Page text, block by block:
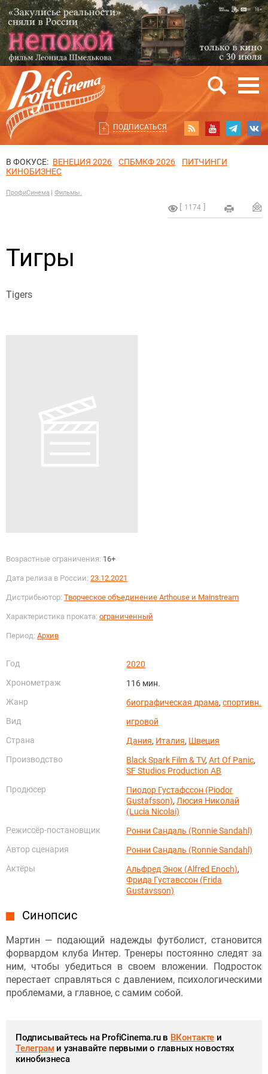
ПОДПИСАТЬСЯ
В ФОКУСЕ: ВЕНЕЦИЯ 2026 СПБМКФ 2026
ПИТЧИНГИ
КИНОБИЗНЕС
ПрофиСинема Фильмы.
1174
Тигры
Tigers
Возрастные ограничения: 16+
Дата релиза в России: 23.12.2021
Дистрибьютор: Творческое объединение Arthouse и Mainstream
Характеристика проката: ограниченный
Период: Архив
Год
2020
Хронометраж
116 мин.
Жанр
биографическая драма,спортивн.
Вид
игровой
Страна
Дания, Италия, Швеция
Производство
Black Spark Film & TV,Art Of Panic,
SF Studios Production AB
Продюсер
Пиодор Густафссон (Piodor
Gustafsson), Люсия Николай
(Lucia Nicolai)
Режиссёр-постановщик
Ронни Сандаль (Ronnie Sandahl)
Автор сценария
Ронни Сандаль (Ronnie Sandahl)
Актёры
Альфред Энок (Alfred Enoch),
Фрида Густавссон (Frida
Gustavsson)
Синопсис
Мартин — подающий надежды футболист, становится
форвардом клуба Интер. Тренеры постоянно следят за
ним, чтобы убедиться в своем вложении. Подросток
перестает справляться с давлением, психологическими
проблемами, а главное, с самим собой.
Подписывайтесь на ProfiCinema.ru в ВКонтакте и
Телеграми узнавайте первыми о главных новостях
кинобизнеса